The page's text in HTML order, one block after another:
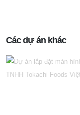
Các dự án khác